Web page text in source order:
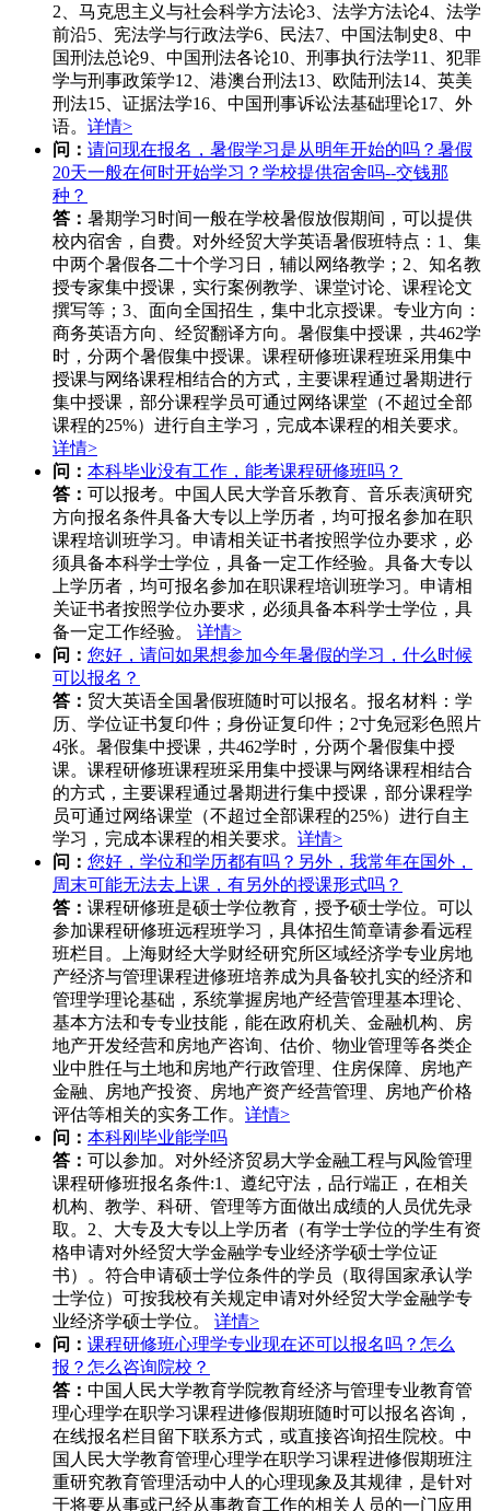
2、马克思主义与社会科学方法论3、法学方法论4、法学
前沿5、宪法学与行政法学6、民法7、中国法制史8、中
国刑法总论9、中国刑法各论10、刑事执行法学11、犯罪
学与刑事政策学12、港澳台刑法13、欧陆刑法14、英美
刑法15、证据法学16、中国刑事诉讼法基础理论17、外
语。 详情>
问： 请问现在报名，暑假学习是从明年开始的吗？暑假
20天一般在何时开始学习？学校提供宿舍吗--交钱那
种？
答： 暑期学习时间一般在学校暑假放假期间，可以提供
校内宿舍，自费。对外经贸大学英语暑假班特点：1、集
中两个暑假各二十个学习日，辅以网络教学；2、知名教
授专家集中授课，实行案例教学、课堂讨论、课程论文
撰写等；3、面向全国招生，集中北京授课。专业方向：
商务英语方向、经贸翻译方向。暑假集中授课，共462学
时，分两个暑假集中授课。课程研修班课程班采用集中
授课与网络课程相结合的方式，主要课程通过暑期进行
集中授课，部分课程学员可通过网络课堂（不超过全部
课程的25%）进行自主学习，完成本课程的相关要求。
详情>
问： 本科毕业没有工作，能考课程研修班吗？
答： 可以报考。中国人民大学音乐教育、音乐表演研究
方向报名条件具备大专以上学历者，均可报名参加在职
课程培训班学习。申请相关证书者按照学位办要求，必
须具备本科学士学位，具备一定工作经验。具备大专以
上学历者，均可报名参加在职课程培训班学习。申请相
关证书者按照学位办要求，必须具备本科学士学位，具
备一定工作经验。 详情>
问： 您好，请问如果想参加今年暑假的学习，什么时候
可以报名？
答： 贸大英语全国暑假班随时可以报名。报名材料：学
历、学位证书复印件；身份证复印件；2寸免冠彩色照片
4张。暑假集中授课，共462学时，分两个暑假集中授
课。课程研修班课程班采用集中授课与网络课程相结合
的方式，主要课程通过暑期进行集中授课，部分课程学
员可通过网络课堂（不超过全部课程的25%）进行自主
学习，完成本课程的相关要求。 详情>
问： 您好，学位和学历都有吗？另外，我常年在国外，
周末可能无法去上课，有另外的授课形式吗？
答： 课程研修班是硕士学位教育，授予硕士学位。可以
参加课程研修班远程班学习，具体招生简章请参看远程
班栏目。上海财经大学财经研究所区域经济学专业房地
产经济与管理课程进修班培养成为具备较扎实的经济和
管理学理论基础，系统掌握房地产经营管理基本理论、
基本方法和专专业技能，能在政府机关、金融机构、房
地产开发经营和房地产咨询、估价、物业管理等各类企
业中胜任与土地和房地产行政管理、住房保障、房地产
金融、房地产投资、房地产资产经营管理、房地产价格
评估等相关的实务工作。 详情>
问： 本科刚毕业能学吗
答： 可以参加。对外经济贸易大学金融工程与风险管理
课程研修班报名条件:1、遵纪守法，品行端正，在相关
机构、教学、科研、管理等方面做出成绩的人员优先录
取。2、大专及大专以上学历者（有学士学位的学生有资
格申请对外经贸大学金融学专业经济学硕士学位证
书）。符合申请硕士学位条件的学员（取得国家承认学
士学位）可按我校有关规定申请对外经贸大学金融学专
业经济学硕士学位。 详情>
问： 课程研修班心理学专业现在还可以报名吗？怎么
报？怎么咨询院校？
答： 中国人民大学教育学院教育经济与管理专业教育管
理心理学在职学习课程进修假期班随时可以报名咨询，
在线报名栏目留下联系方式，或直接咨询招生院校。中
国人民大学教育管理心理学在职学习课程进修假期班注
重研究教育管理活动中人的心理现象及其规律，是针对
于将要从事或已经从事教育工作的相关人员的一门应用